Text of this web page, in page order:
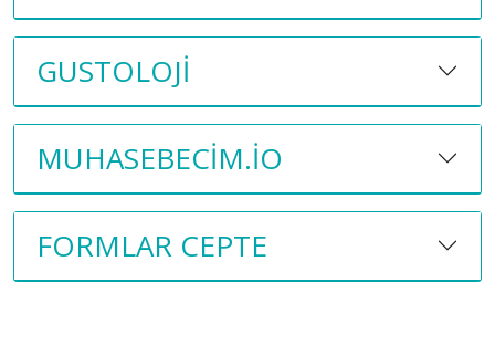
GUSTOLOJI
MUHASEBECIM.IO
FORMLAR CEPTE